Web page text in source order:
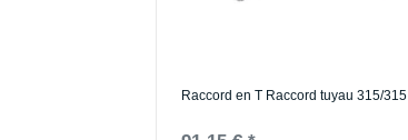
Raccord en T Raccord tuyau 315/315